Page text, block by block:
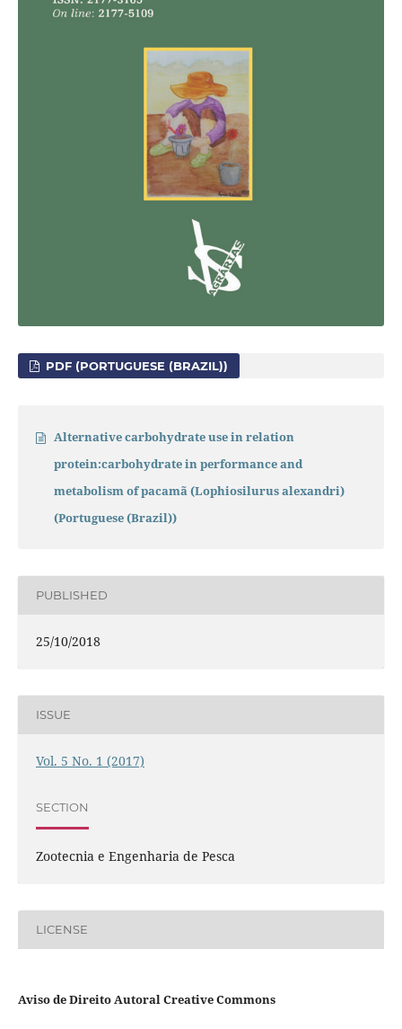
PDF (PORTUGUESE (BRAZIL))
Alternative carbohydrate use in relation
protein:carbohydrate in performance and
metabolism of pacamã (Lophiosilurus alexandri)
(Portuguese (Brazil))
PUBLISHED
25/10/2018
ISSUE
Vol. 5 No. 1 (2017)
SECTION
Zootecnia e Engenharia de Pesca
LICENSE
Aviso de Direito Autoral Creative Commons